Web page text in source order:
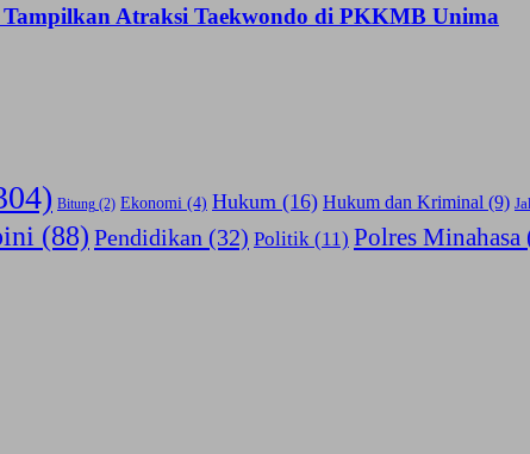
Tampilkan Atraksi Taekwondo di PKKMB Unima
Bitung (2) Ekonomi (4) Hukum (16) Hukum dan Kriminal (9)
(88) Pendidikan (32) Politik (11) Polres Minahasa